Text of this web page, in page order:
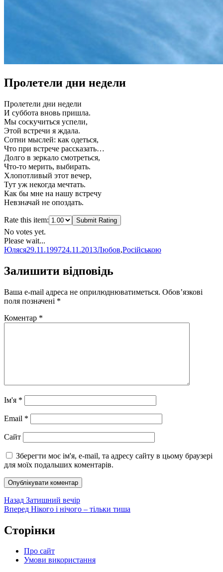
Пролетели дни недели
Пролетели дни недели
И суббота вновь пришла.
Мы соскучиться успели,
Этой встречи я ждала.
Сотни мыслей: как одеться,
Что при встрече рассказать…
Долго в зеркало смотреться,
Что-то мерить, выбирать.
Хлопотливый этот вечер,
Тут уж некогда мечтать.
Как бы мне на нашу встречу
Невзначай не опоздать.
Rate this item: Submit Rating
No votes yet.
Please wait...
Автор
ЮлясяОприлюднено
29.11.199724.11.2013Категорії
Любов,Російською
Залишити відповідь
Ваша e-mail адреса не оприлюднюватиметься. Обов’язкові
поля позначені *
Коментар *
Ім'я *
Email *
Сайт
Зберегти моє ім'я, e-mail, та адресу сайту в цьому браузері
для моїх подальших коментарів.
Навігація
записів
Назад Попередній
запис:
Затишний вечір
Вперед Наступний
Нікого і нічого – тільки тиша
Сторінки
Про сайт
Умови використання